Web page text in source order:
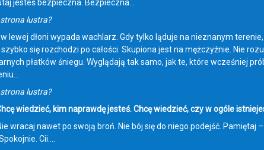
jesteś bezpieczna. Bezpieczna…
lustra?
lewej dłoni wypada wachlarz. Gdy tylko ląduje na nieznanym
się rozchodzi po całości. Skupiona jest na mężczyźnie. Nie
płatków śniegu. Wyglądają tak samo, jak te, które wcześniej
lustra?
wiedzieć, kim naprawdę jesteś. Chcę wiedzieć, czy w ogóle
wracaj nawet po swoją broń. Nie bój się do niego podejść.
Cii….